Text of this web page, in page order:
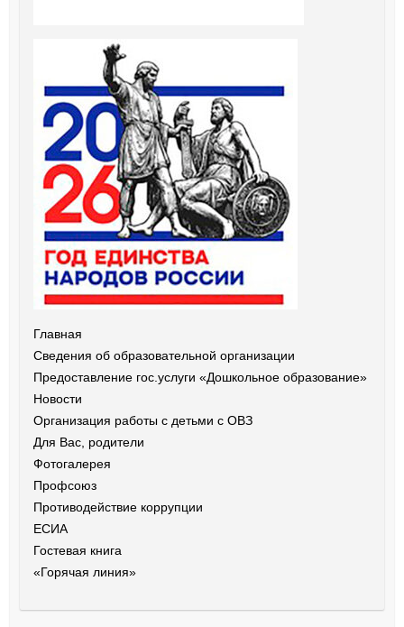
Главная
Сведения об образовательной организации
Предоставление гос.услуги «Дошкольное образование»
Новости
Организация работы с детьми с ОВЗ
Для Вас, родители
Фотогалерея
Профсоюз
Противодействие коррупции
ЕСИА
Гостевая книга
«Горячая линия»